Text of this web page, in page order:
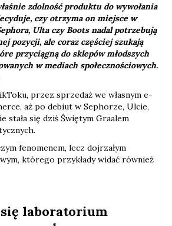
zdolność produktu do wywołania
czy otrzyma on miejsce w
Ulta czy Boots nadal potrzebują
pozycji, ale coraz częściej szukają
przyciągną do sklepów młodszych
w mediach społecznościowych.​
przez sprzedaż we własnym e-
aż po debiut w Sephorze, Ulcie,
stała się dziś Świętym Graalem
fenomenem, lecz dojrzałym
którego przykłady widać również
laboratorium